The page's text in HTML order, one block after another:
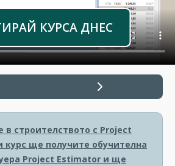
КУРСА ДНЕС
в строителството с Project
курс ще получите обучителна
Project Estimator и ще